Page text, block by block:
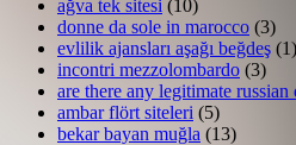
ağva tek sitesi (10)
donne da sole in marocco (3)
evlilik ajansları aşağı beğdeş (1)
incontri mezzolombardo (3)
are there any legitimate russian
ambar flört siteleri (5)
bekar bayan muğla (13)